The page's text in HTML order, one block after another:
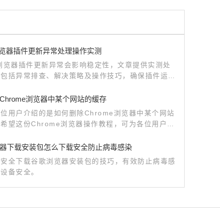
器插件更新异常处理操作实测
器插件更新异常会影响稳定性，文章提供实测处
括异常排查、解决策略及操作技巧，确保插件运行
浏览器中某个网站的缓存
用户介绍的是如何删除Chrome浏览器中某个网站
望这份Chrome浏览器操作教程，可为各位用户带
下载安装包怎么下载安全防止病毒感染
全下载谷歌浏览器安装包的技巧，有效防止病毒感
备安全。